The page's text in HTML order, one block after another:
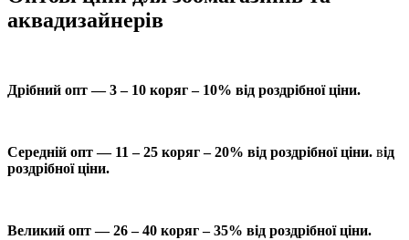
аквадизайнерів
Дрібний опт — 3 – 10 коряг – 10% від роздрібної ціни.
Середній опт — 11 – 25 коряг – 20% від роздрібної ціни. від
роздрібної ціни.
Великий опт — 26 – 40 коряг – 35% від роздрібної ціни.